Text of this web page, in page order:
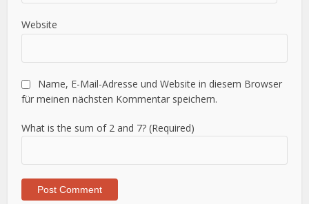
Website
Name, E-Mail-Adresse und Website in diesem Browser
für meinen nächsten Kommentar speichern.
What is the sum of 2 and 7? (Required)